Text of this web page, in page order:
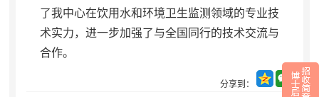
了我中心在饮用水和环境卫生监测领域的专业技
术实力，进一步加强了与全国同行的技术交流与
合作。
分享到：